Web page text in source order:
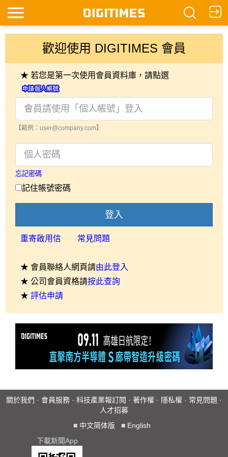
歡迎使用 DIGITIMES 會員
★ 若您是第一次使用會員資料庫，請點選
【範例：user@company.com】
忘記密碼
記住帳號密碼
登入
重寄啟用信 常見問題
★ 會員聯絡人網頁請由此登入
★ 公司會員資格請按此查詢
★ 評估申請
關於我們 · 會員服務 · 科技產業報訂閱 · 著作權 · 隱私權 · 常見問題 ·
人才招募
■ 中文简体版 ■ English
下載新聞App